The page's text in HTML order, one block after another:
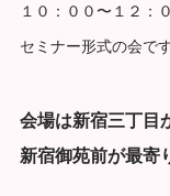
１０：００〜１２：
セミナー形式の会です
会場は新宿三丁目
新宿御苑前が最寄